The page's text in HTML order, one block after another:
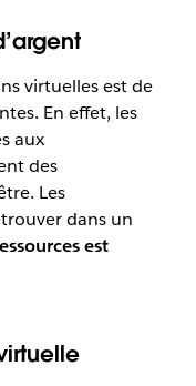
virtuelles est de
En effet, les
aux
des
Les
dans un
est